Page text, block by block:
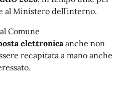
al Ministero dell’interno.
Comune
elettronicaanche non
recapitata a mano anche